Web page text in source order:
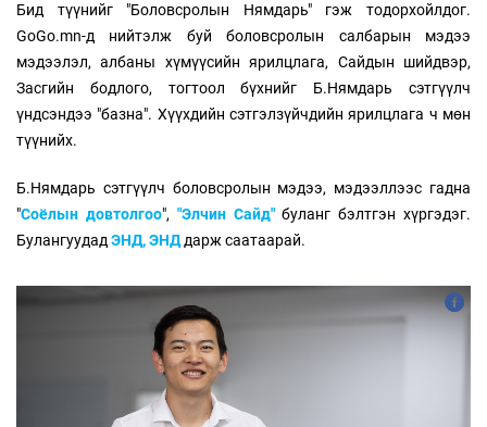
Бид түүнийг "Боловсролын Нямдарь" гэж тодорхойлдог.
GoGo.mn-д нийтэлж буй боловсролын салбарын мэдээ
мэдээлэл, албаны хүмүүсийн ярилцлага, Сайдын шийдвэр,
Засгийн бодлого, тогтоол бүхнийг Б.Нямдарь сэтгүүлч
үндсэндээ "базна". Хүүхдийн сэтгэлзүйчдийн ярилцлага ч мөн
түүнийх.
Б.Нямдарь сэтгүүлч боловсролын мэдээ, мэдээллээс гадна
"Соёлын довтолгоо", "Элчин Сайд"буланг бэлтгэн хүргэдэг.
БулангуудадЭНД,ЭНДдарж саатаарай.